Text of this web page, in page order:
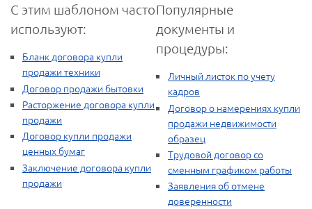
С этим шаблоном часто
используют:
Бланк договора купли
продажи техники
Договор продажи бытовки
Расторжение договора купли
продажи
Договор купли продажи
ценных бумаг
Заключение договора купли
продажи
Популярные
документы и
процедуры:
Личный листок по учету
кадров
Договор о намерениях купли
продажи недвижимости
образец
Трудовой договор со
сменным графиком работы
Заявления об отмене
доверенности